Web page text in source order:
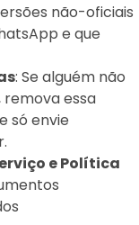
não-oficiais
e que
: Se alguém não
remova essa
só envie
e Política